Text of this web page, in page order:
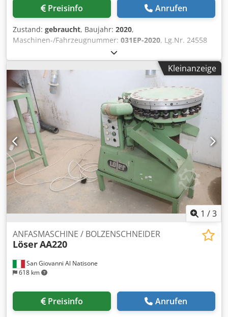
Preisinfo Anrufen
Zustand: gebraucht, Baujahr: 2020,
Maschinen-/Fahrzeugnummer: 031EP-2020, Lg.Nr. 24558
Technische Daten: - Schleifmitteldurchmesser 150 mm -
Schleifaggregat schwenkbar am Gelenkarm -
Schwenkradius Schleifarm 2000 mm - motorische
Staubabsaugung - Scheibengeschwindigkeit stufenlos
regulierbar - 800 - 2200 rpm - Tischabmessung 1500 x 880
mm - Tischhöhe ca. 920 mm - Antrieb 400 V / 3,6 kW -
Platzbedarf ca. B 1600 x H 1600 x T 1600 mm - Gewicht ca.
250 kg Crodpfxovazz Dj Agqjf
Kleinanzeige
1 /3
San Giovanni Al Natisone
618 km
ANFASMASCHINE / BOLZENSCHNEIDER
LöserAA220
Preisinfo Anrufen